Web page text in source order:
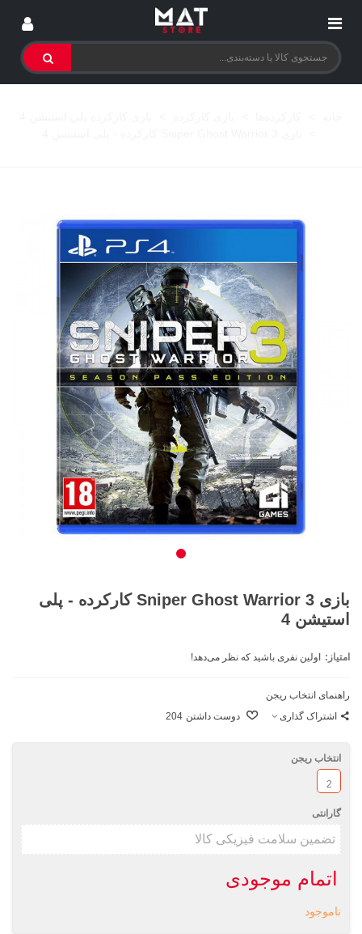
بازی Sniper Ghost Warrior 3 کارکرده - پلی
استیشن 4
امتیاز: اولین نفری باشید که نظر می‌دهد!
راهنمای انتخاب ریجن
اشتراک گذاری
دوست داشتن 204
انتخاب ریجن
2
گارانتی
اتمام موجودی
ناموجود